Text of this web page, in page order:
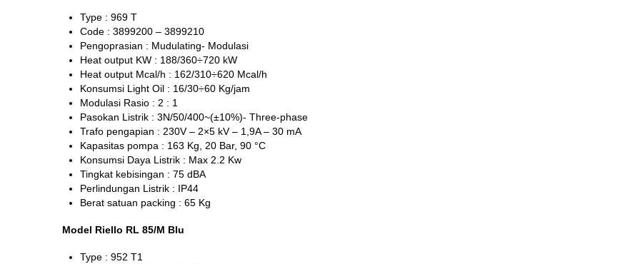
Type : 969 T
Code : 3899200 – 3899210
Pengoprasian : Mudulating- Modulasi
Heat output KW : 188/360÷720 kW
Heat output Mcal/h : 162/310÷620 Mcal/h
Konsumsi Light Oil : 16/30÷60 Kg/jam
Modulasi Rasio : 2 : 1
Pasokan Listrik : 3N/50/400~(±10%)- Three-phase
Trafo pengapian : 230V – 2×5 kV – 1,9A – 30 mA
Kapasitas pompa : 163 Kg, 20 Bar, 90 °C
Konsumsi Daya Listrik : Max 2.2 Kw
Tingkat kebisingan : 75 dBA
Perlindungan Listrik : IP44
Berat satuan packing : 65 Kg
Model Riello RL 85/M Blu
Type : 952 T1